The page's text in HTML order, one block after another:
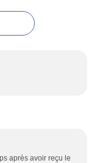
après avoir reçu le